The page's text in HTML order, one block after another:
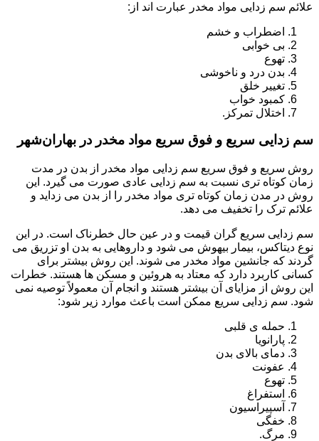
علائم سم زدایی مواد مخدر عبارت اند از:
اضطراب و خشم
بی خوابی
تهوع
بدن درد و ناخوشی
تغییر خلق
کمبود خواب
اختلال تمرکز.
سم زدایی سریع و فوق سریع مواد مخدر در بهاران‌شهر
روش سریع و فوق سریع سم زدایی مواد مخدر از بدن در مدت
زمان کوتاه تری نسبت به سم زدایی عادی صورت می گیرد. این
روش در مدن زمان کوتاه تری مواد مخدر را از بدن می زداید و
علائم ترک را تخفیف می دهد.
سم زدایی سریع گران قیمت و در عین حال خطرناک است. در این
نوع دیتاکس، بیمار بیهوش می شود و داروهایی به بدن او تزریق می
گردند که جانشین مواد مخدر می شوند. این روش بیشتر برای
کسانی کاربرد دارد که معتاد به هروئین و مسکن ها هستند. خطرات
این روش از مزایای آن بیشتر هستند و انجام آن معمولاً توصیه نمی
شود. سم زدایی سریع ممکن است باعث موارد زیر شود:
حمله ی قلبی
پارانویا
دمای بالای بدن
عفونت
تهوع
استفراغ
آسپیراسیون
خفگی
مرگ.